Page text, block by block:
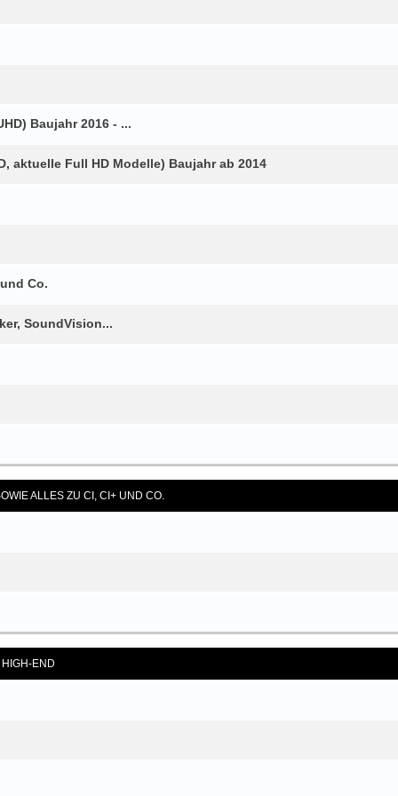
Baujahr 2016 - ...
aktuelle Full HD Modelle) Baujahr ab 2014
Co.
SoundVision...
ALLES ZU CI, CI+ UND CO.
HIGH-END